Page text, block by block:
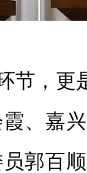
节，更
、嘉
郭百